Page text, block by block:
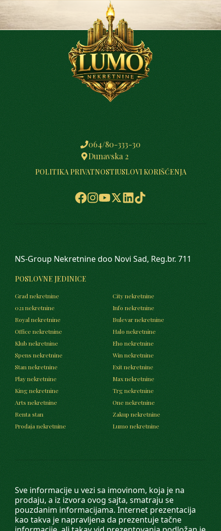
064/80-333-30
Dunavska 2
POLITIKA PRIVATNOSTIUSLOVI KORIŠĆENJA
Sve informacije u vezi sa imovinom, koja je na
prodaju, a iz izvora ovog sajta, smatraju se
pouzdanim informacijama. Internet prezentacija
kao takva je napravljena da prezentuje tačne
NS-Group Nekretnine doo Novi Sad, Reg.br. 711
POSLOVNE JEDINICE
Grad nekretnine
City nekretnine
021 nekretnine
Info nekretnine
Royal nekretnine
Bulevar nekretnine
Office nekretnine
Halo nekretnine
Klub nekretnine
Eho nekretnine
Spens nekretnine
Win nekretnine
Stan nekretnine
Exit nekretnine
Play nekretnine
Max nekretnine
King nekretnine
Trg nekretnine
Arts nekretnine
One nekretnine
Renta stan
Zakup nekretnine
Prodaja nekretnine
Lumo nekretnine